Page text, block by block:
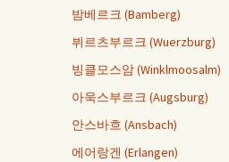
밤베르크 (Bamberg)
뷔르츠부르크 (Wuerzburg)
빙클모스암 (Winklmoosalm)
아욱스부르크 (Augsburg)
안스바흐 (Ansbach)
에어랑겐 (Erlangen)